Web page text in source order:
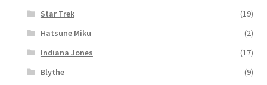
Star Trek
(19)
Hatsune Miku
(2)
Indiana Jones
(17)
Blythe
(9)